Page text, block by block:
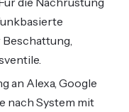
an Alexa, Google
nach System mit